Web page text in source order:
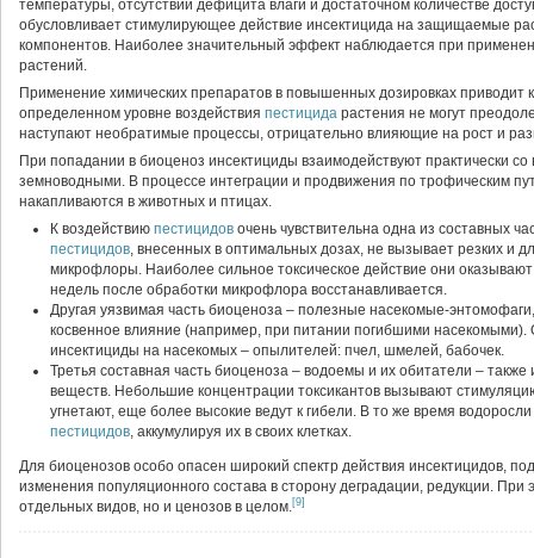
температуры, отсутствии дефицита влаги и достаточном количестве
обусловливает стимулирующее действие инсектицида на защищаемые
компонентов. Наиболее значительный эффект наблюдается при
растений.
Применение химических препаратов в повышенных дозировках приводит
определенном уровне воздействия пестицида растения не могут
наступают необратимые процессы, отрицательно влияющие на рост и
При попадании в биоценоз инсектициды взаимодействуют практически
земноводными. В процессе интеграции и продвижения по трофическим
накапливаются в животных и птицах.
К воздействию пестицидов очень чувствительна одна из составных
пестицидов, внесенных в оптимальных дозах, не вызывает резких и
микрофлоры. Наиболее сильное токсическое действие они
недель после обработки микрофлора восстанавливается.
Другая уязвимая часть биоценоза – полезные насекомые-
косвенное влияние (например, при питании погибшими насекомыми).
инсектициды на насекомых – опылителей: пчел, шмелей, бабочек.
Третья составная часть биоценоза – водоемы и их обитатели –
веществ. Небольшие концентрации токсикантов вызывают
угнетают, еще более высокие ведут к гибели. В то же время
пестицидов, аккумулируя их в своих клетках.
Для биоценозов особо опасен широкий спектр действия инсектицидов,
изменения популяционного состава в сторону деградации, редукции. При
отдельных видов, но и ценозов в целом.[9]